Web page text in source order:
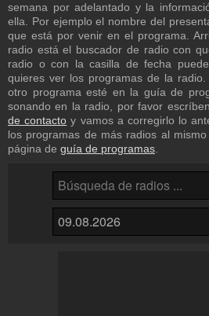
Inicio de sesión
¡Crea una cuenta propia!
Lista de canciones
Descubre lo que ha sonado hasta ahora
Podcast
Programa anterior de Stereo Cien
Contacto
¡Escríbenos!
Colaboración
¡Envía tu radio!
Inserción de la radio
Inclúyelo a tu sitio web
semana por adelantado y la
ella. Por ejemplo el nombre del
que está por venir en el programa.
radio está el buscador de radio con
radio o con la casilla de fecha
quieres ver los programas de la
otro programa esté en la guía de
sonando en la radio, por favor
de contacto y vamos a corregirlo lo
los programas de más radios al
página de guía de programas